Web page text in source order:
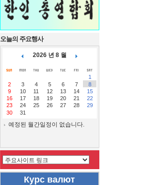
오늘의 주요행사
2026 년 8 월
1
2
3 4 5 6 7
8
9
10 11 12 13 14
15
16
17 18 19 20 21
22
23
24 25 26 27 28
29
30
31
예정된 월간일정이 없습니다.